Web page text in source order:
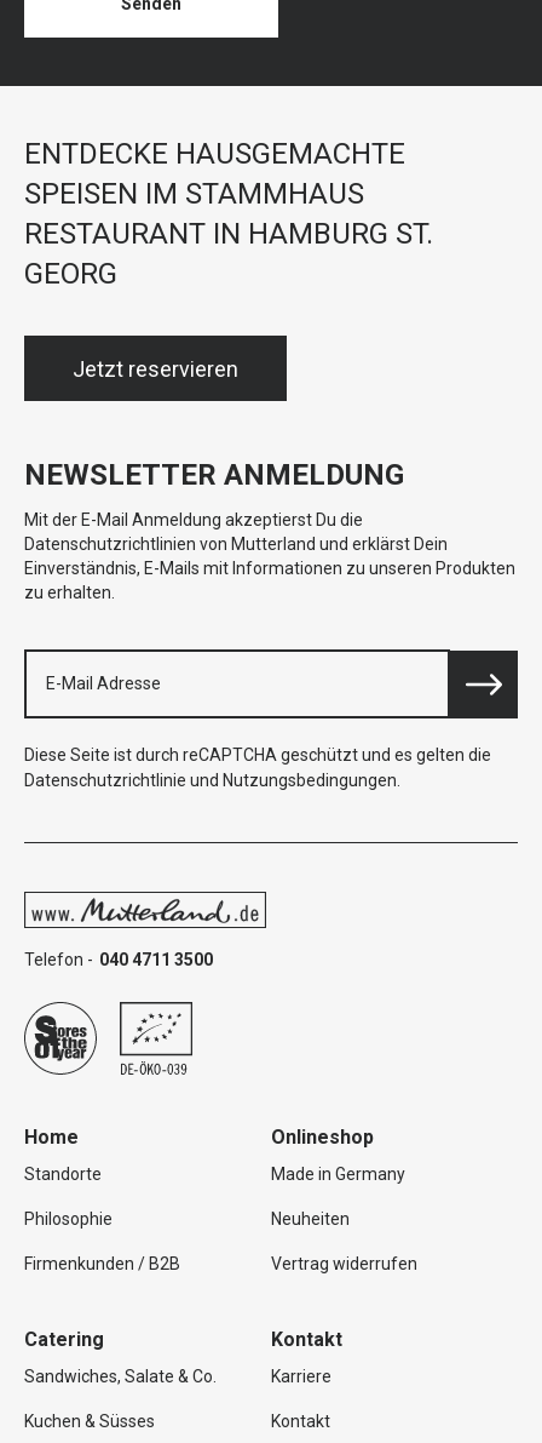
Senden
ENTDECKE HAUSGEMACHTE
SPEISEN IM STAMMHAUS
RESTAURANT IN HAMBURG ST.
GEORG
Jetzt reservieren
NEWSLETTER ANMELDUNG
Mit der E-Mail Anmeldung akzeptierst Du die
Datenschutzrichtlinien von Mutterland und erklärst Dein
Einverständnis, E-Mails mit Informationen zu unseren Produkten
zu erhalten.
Diese Seite ist durch reCAPTCHA geschützt und es gelten die
Datenschutzrichtlinie und Nutzungsbedingungen.
Telefon - 040 4711 3500
Home
Standorte
Philosophie
Firmenkunden / B2B
Onlineshop
Made in Germany
Neuheiten
Vertrag widerrufen
Catering
Sandwiches, Salate & Co.
Kuchen & Süsses
Kontakt
Karriere
Kontakt